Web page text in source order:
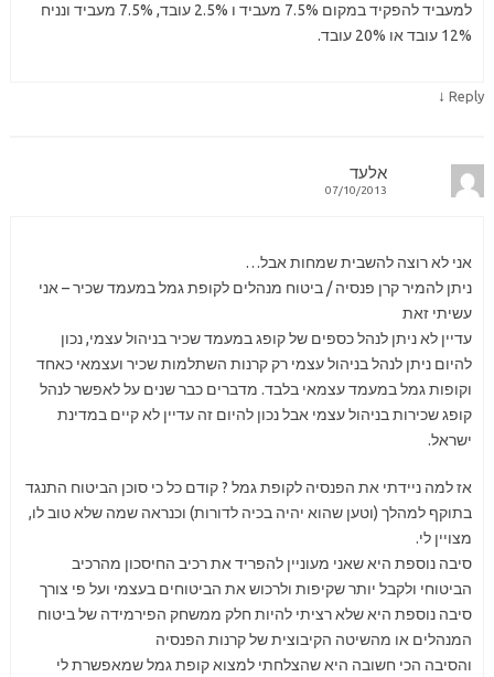
למעביד להפקיד במקום 7.5% מעביד ו 2.5% עובד, 7.5% מעביד ונניח
12% עובד או 20% עובד.
Reply
↓
אלעד
07/10/2013
אני לא רוצה להשבית שמחות אבל…
ניתן להמיר קרן פנסיה / ביטוח מנהלים לקופת גמל במעמד שכיר – אני
עשיתי זאת
עדיין לא ניתן לנהל כספים של קופג במעמד שכיר בניהול עצמי, נכון
להיום ניתן לנהל בניהול עצמי רק קרנות השתלמות שכיר ועצמאי כאחד
וקופות גמל במעמד עצמאי בלבד. מדברים כבר שנים על לאפשר לנהל
קופג שכירות בניהול עצמי אבל נכון להיום זה עדיין לא קיים במדינת
ישראל.
אז למה ניידתי את הפנסיה לקופת גמל ? קודם כל כי סוכן הביטוח התנגד
בתוקף למהלך (וטען שהוא יהיה בכיה לדורות) וכנראה שמה שלא טוב לו,
מצויין לי.
סיבה נוספת היא שאני מעוניין להפריד את רכיב החיסכון מהרכיב
הביטוחי ולקבל יותר שקיפות ולרכוש את הביטוחים בעצמי ועל פי צורך
סיבה נוספת היא שלא רציתי להיות חלק ממשחק הפירמידה של ביטוח
המנהלים או מהשיטה הקיבוצית של קרנות הפנסיה
והסיבה הכי חשובה היא שהצלחתי למצוא קופת גמל שמאפשרת לי